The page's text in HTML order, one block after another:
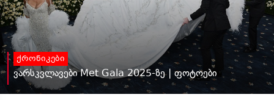
ქრონიკები
ვარსკვლავები Met Gala 2025-ზე | ფოტოები